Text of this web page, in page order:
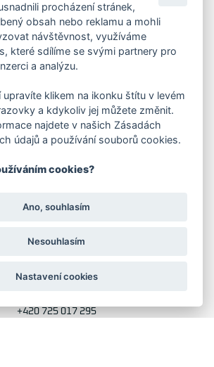
O společnosti
Kariéra
Kontakty
Družstevní 1394/12
Praha 4 - Nusle, 140 00
IČO: 28404009
DIČ: CZ28404009
159 (areál bývalého ZD)
Kroměříž, 767 01
+420 725 017 295
procházení stránek,
obsah nebo reklamu a mohli
návštěvnost, využíváme
které sdílíme se svými partnery pro
a analýzu.
upravíte klikem na ikonku štítu v levém
a kdykoliv jej můžete změnit.
najdete v našich Zásadách
údajů a používání souborů cookies.
cookies?
Ano, souhlasím
Nesouhlasím
Nastavení cookies